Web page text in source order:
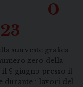
0
sua veste grafica
zero della
il 9 giugno presso il
durante i lavori del